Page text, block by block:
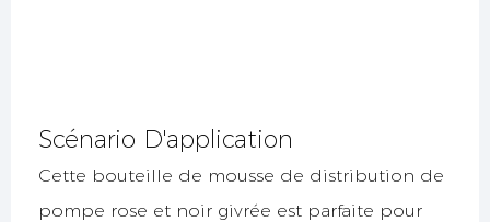
Scénario D'application
Cette bouteille de mousse de distribution de
pompe rose et noir givrée est parfaite pour